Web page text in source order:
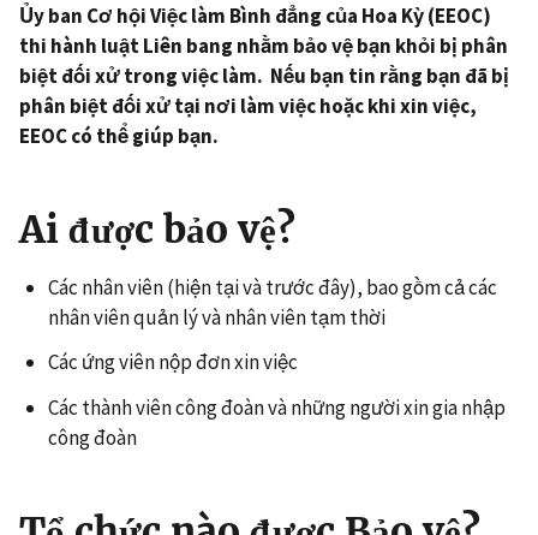
Ủy ban Cơ hội Việc làm Bình đẳng của Hoa Kỳ (EEOC)
thi hành luật Liên bang nhằm bảo vệ bạn khỏi bị phân
biệt đối xử trong việc làm. Nếu bạn tin rằng bạn đã bị
phân biệt đối xử tại nơi làm việc hoặc khi xin việc,
EEOC có thể giúp bạn.
Ai được bảo vệ?
Các nhân viên (hiện tại và trước đây), bao gồm cả các
nhân viên quản lý và nhân viên tạm thời
Các ứng viên nộp đơn xin việc
Các thành viên công đoàn và những người xin gia nhập
công đoàn